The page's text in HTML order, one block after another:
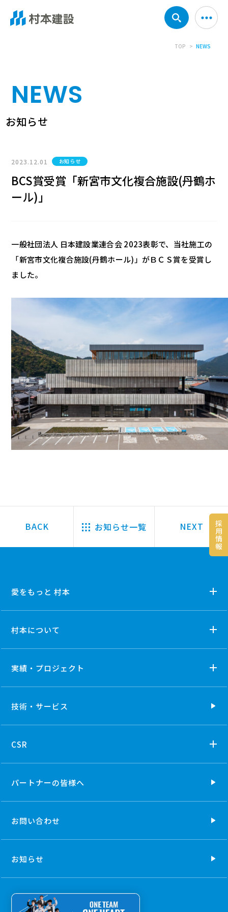
採
用
情
報
TOP NEWS
NEWS
お知らせ
2023.12.01 お知らせ
BCS賞受賞「新宮市文化複合施設(丹鶴ホ
ール)」
一般社団法人 日本建設業連合会 2023表彰で、当社施工の
「新宮市文化複合施設(丹鶴ホール)」がＢＣＳ賞を受賞し
ました。
お知らせ一覧
愛をもっと 村本
村本について
実績・プロジェクト
技術・ サービス
CSR
パートナーの皆様へ
お問い合わせ
お知らせ